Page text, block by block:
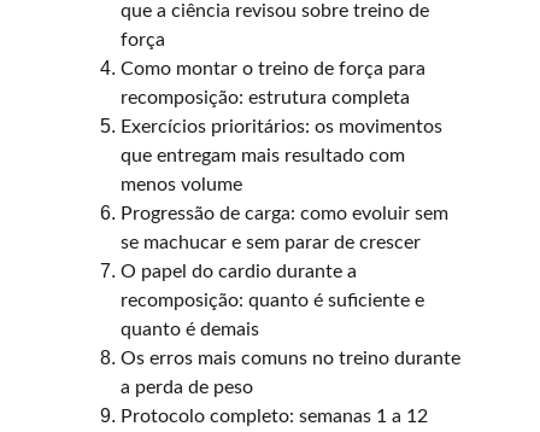
que a ciência revisou sobre treino de
força
Como montar o treino de força para
recomposição: estrutura completa
Exercícios prioritários: os movimentos
que entregam mais resultado com
menos volume
Progressão de carga: como evoluir sem
se machucar e sem parar de crescer
O papel do cardio durante a
recomposição: quanto é suficiente e
quanto é demais
Os erros mais comuns no treino durante
a perda de peso
Protocolo completo: semanas 1 a 12